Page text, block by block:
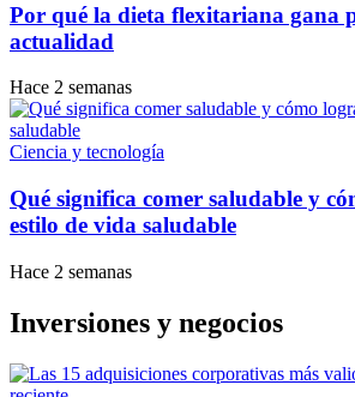
Por qué la dieta flexitariana gana
actualidad
Hace 2 semanas
Ciencia y tecnología
Qué significa comer saludable y
estilo de vida saludable
Hace 2 semanas
Inversiones y negocios